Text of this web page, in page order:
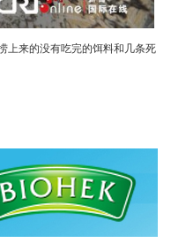
上来的没有吃完的饵料和几条死